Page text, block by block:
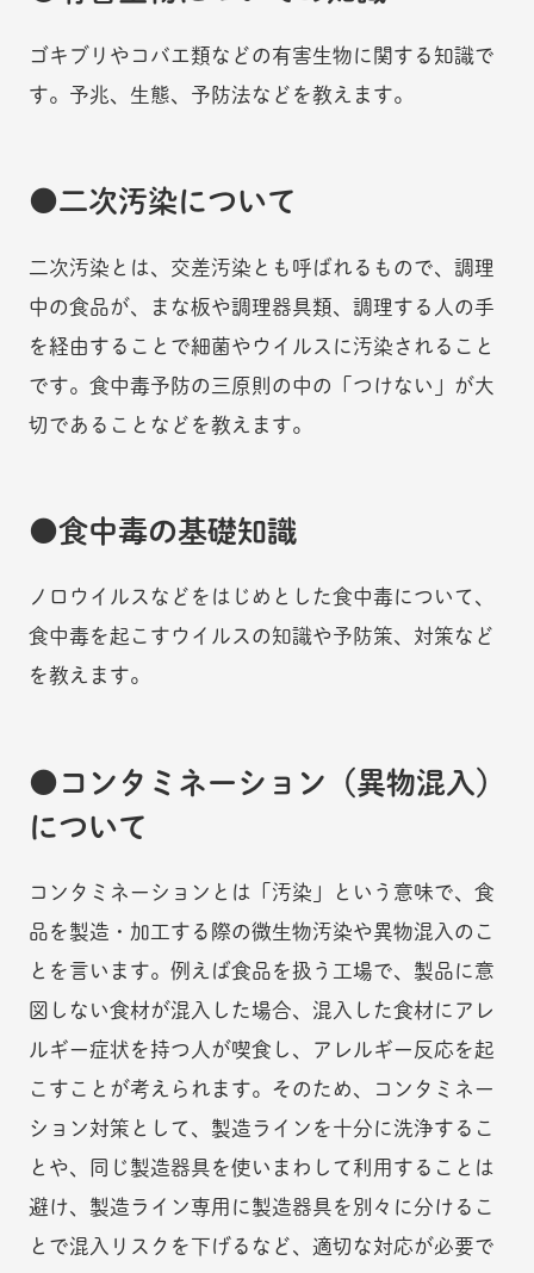
ゴキブリやコバエ類などの有害生物に関する知識で
す。予兆、生態、予防法などを教えます。
二次汚染について
二次汚染とは、交差汚染とも呼ばれるもので、調理
中の食品が、まな板や調理器具類、調理する人の手
を経由することで細菌やウイルスに汚染されること
です。食中毒予防の三原則の中の「つけない」が大
切であることなどを教えます。
食中毒の基礎知識
ノロウイルスなどをはじめとした食中毒について、
食中毒を起こすウイルスの知識や予防策、対策など
を教えます。
コンタミネーション（異物混入）
について
コンタミネーションとは「汚染」という意味で、食
品を製造・加工する際の微生物汚染や異物混入のこ
とを言います。例えば食品を扱う工場で、製品に意
図しない食材が混入した場合、混入した食材にアレ
ルギー症状を持つ人が喫食し、アレルギー反応を起
こすことが考えられます。そのため、コンタミネー
ション対策として、製造ラインを十分に洗浄するこ
とや、同じ製造器具を使いまわして利用することは
避け、製造ライン専用に製造器具を別々に分けるこ
とで混入リスクを下げるなど、適切な対応が必要で